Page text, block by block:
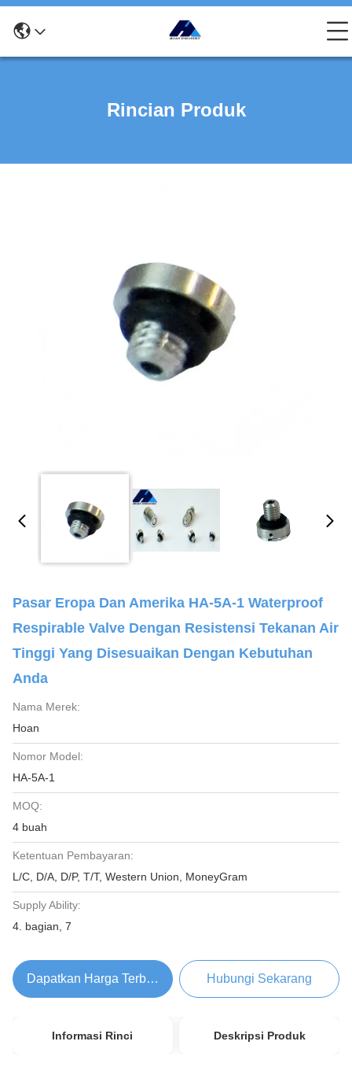
Rincian Produk
Pasar Eropa Dan Amerika HA-5A-1 Waterproof
Respirable Valve Dengan Resistensi Tekanan Air
Tinggi Yang Disesuaikan Dengan Kebutuhan
Anda
Nama Merek:
Hoan
Nomor Model:
HA-5A-1
MOQ:
4 buah
Ketentuan Pembayaran:
L/C, D/A, D/P, T/T, Western Union, MoneyGram
Supply Ability:
4. bagian, 7
Dapatkan Harga Terbaik Hubungi Sekarang
Informasi Rinci Deskripsi Produk